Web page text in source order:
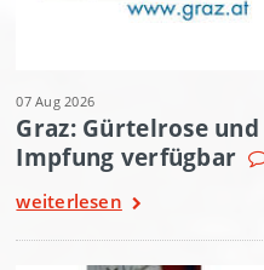
07 Aug 2026
Graz: Gürtelrose
Impfung verfügbar
weiterlesen